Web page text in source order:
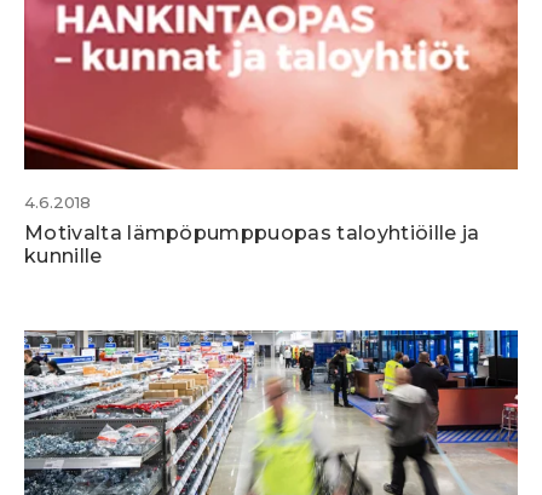
4.6.2018
Motivalta lämpöpumppuopas taloyhtiöille ja
kunnille